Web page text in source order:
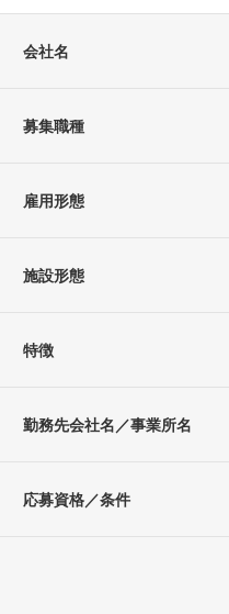
会社名
募集職種
雇用形態
施設形態
特徴
勤務先会社名／事業所名
応募資格／条件